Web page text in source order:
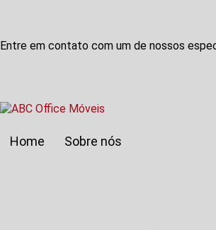
Entre em contato com um de nossos
Home
Sobre nós